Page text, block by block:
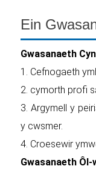
Ein
Gwasanaeth
1. Cefnogaeth
2. cymorth profi
3. Argymell y
y cwsmer.
4. Croesewir
Gwasanaeth